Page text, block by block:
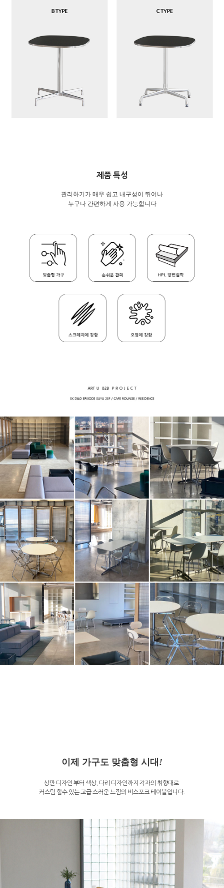
제품 특성
관리하기가 매우 쉽고 내구성이 뛰어나
누구나 간편하게 사용 가능합니다
이제 가구도 맞춤형 시대 !
상판 디자인 부터 색상, 다리 디자인까지 각자의 취향대로
커스텀 할수 있는 고급 스러운 느낌의 비스포크 테이블입니다.